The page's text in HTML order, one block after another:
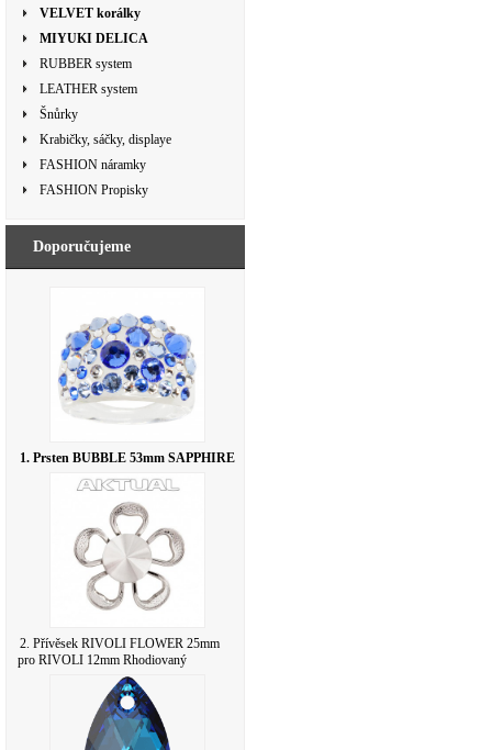
VELVET korálky
MIYUKI DELICA
RUBBER system
LEATHER system
Šnůrky
Krabičky, sáčky, displaye
FASHION náramky
FASHION Propisky
Doporučujeme
1. Prsten BUBBLE 53mm SAPPHIRE
2. Přívěsek RIVOLI FLOWER 25mm
pro RIVOLI 12mm Rhodiovaný